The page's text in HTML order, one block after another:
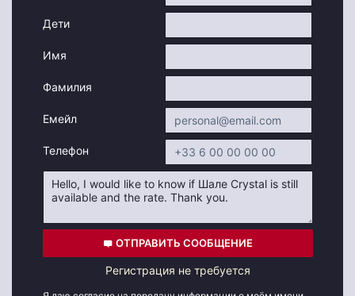
Дети
Имя
Фамилия
Емейл
Телефон
ОТПРАВИТЬ СООБЩЕНИЕ
Регистрация не требуется